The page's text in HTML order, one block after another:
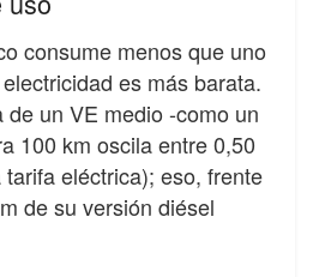
consume menos que uno
es más barata.
un VE medio -como un
100 km oscila entre 0,50
eléctrica); eso, frente
de su versión diésel